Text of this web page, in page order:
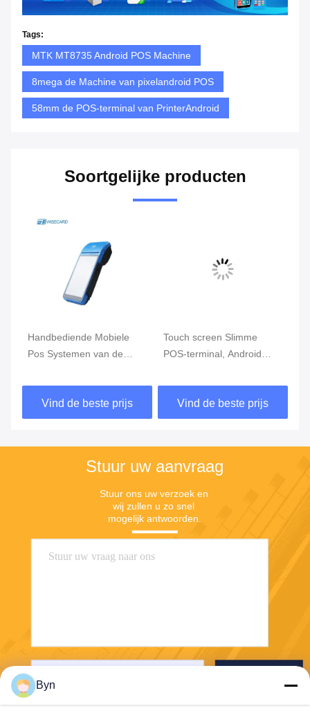
Tags:
MTK MT8735 Android POS Machine
8mega de Machine van pixelandroid POS
58mm de POS-terminal van PrinterAndroid
Soortgelijke producten
Handbediende Mobiele
Pos Systemen van de
Pos Eindrand GPRS
5800mAh
Vind de beste prijs
Touch screen Slimme
POS-terminal, Android
Vingerafdruklezer
Vind de beste prijs
Stuur uw aanvraag
Stuur ons uw verzoek en
wij zullen u zo snel
mogelijk antwoorden.
Byn